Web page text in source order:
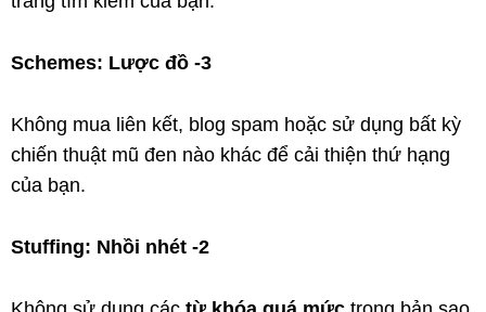
Schemes: Lược đồ -3
Không mua liên kết, blog spam hoặc sử dụng bất kỳ
chiến thuật mũ đen nào khác để cải thiện thứ hạng
của bạn.
Stuffing: Nhồi nhét -2